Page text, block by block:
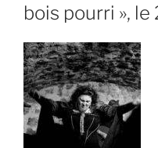
bois pourri », le